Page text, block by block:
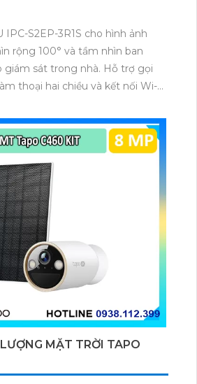
IPC-S2EP-3R1S cho hình ảnh
rộng 100° và tầm nhìn ban
giám sát trong nhà. Hỗ trợ gọi
thoại hai chiều và kết nối Wi-Fi
hoặc lưu đám mây dễ lắp đặt
phòng nhỏ.
MẶT TRỜI TAPO